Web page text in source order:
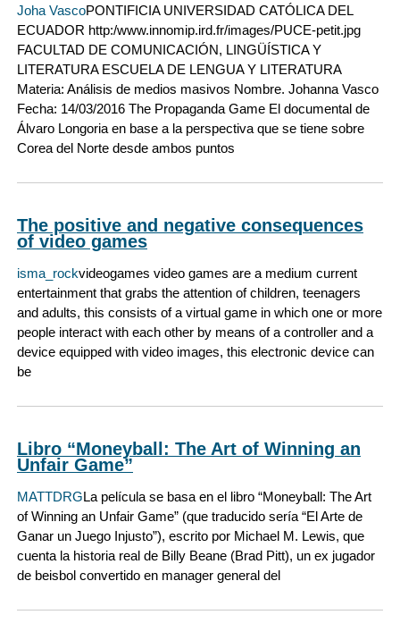
Joha VascoPONTIFICIA UNIVERSIDAD CATÓLICA DEL
ECUADOR http:/www.innomip.ird.fr/images/PUCE-petit.jpg
FACULTAD DE COMUNICACIÓN, LINGÜÍSTICA Y
LITERATURA ESCUELA DE LENGUA Y LITERATURA
Materia: Análisis de medios masivos Nombre. Johanna Vasco
Fecha: 14/03/2016 The Propaganda Game El documental de
Álvaro Longoria en base a la perspectiva que se tiene sobre
Corea del Norte desde ambos puntos
The positive and negative consequences
of video games
isma_rockvideogames video games are a medium current
entertainment that grabs the attention of children, teenagers
and adults, this consists of a virtual game in which one or more
people interact with each other by means of a controller and a
device equipped with video images, this electronic device can
be
Libro “Moneyball: The Art of Winning an
Unfair Game”
MATTDRGLa película se basa en el libro “Moneyball: The Art
of Winning an Unfair Game” (que traducido sería “El Arte de
Ganar un Juego Injusto”), escrito por Michael M. Lewis, que
cuenta la historia real de Billy Beane (Brad Pitt), un ex jugador
de beisbol convertido en manager general del